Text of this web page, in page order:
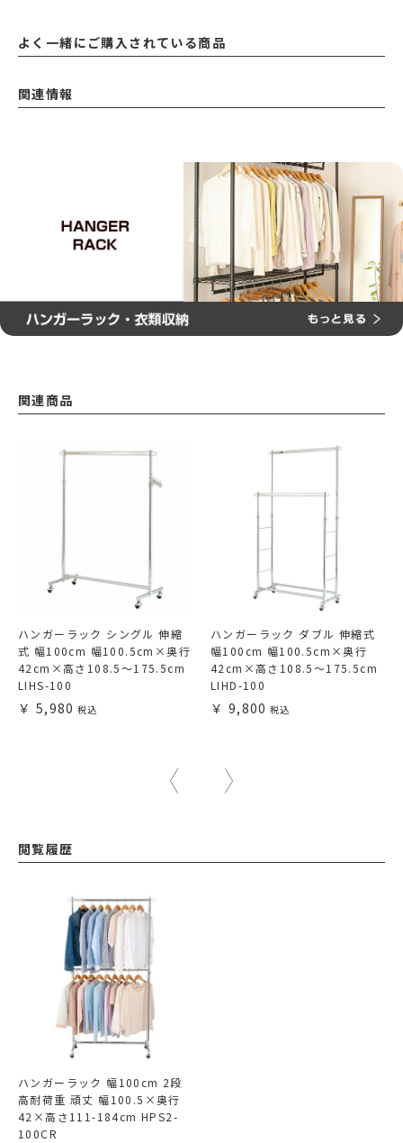
よく一緒にご購入されている商品
関連情報
関連商品
ハンガーラック シングル 伸縮
式 幅100cm 幅100.5cm×奥行
42cm×高さ108.5～175.5cm
LIHS-100
5,980
ハンガーラック ダブル 伸縮式
幅100cm 幅100.5cm×奥行
42cm×高さ108.5～175.5cm
LIHD-100
9,800
閲覧履歴
ハンガーラック 幅100cm 2段
高耐荷重 頑丈 幅100.5×奥行
42×高さ111-184cm HPS2-
100CR